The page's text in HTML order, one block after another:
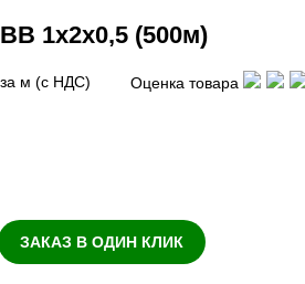
1х2х0,5 (500м)
за м (с НДС) Оценка товара
ЗАКАЗ В ОДИН КЛИК